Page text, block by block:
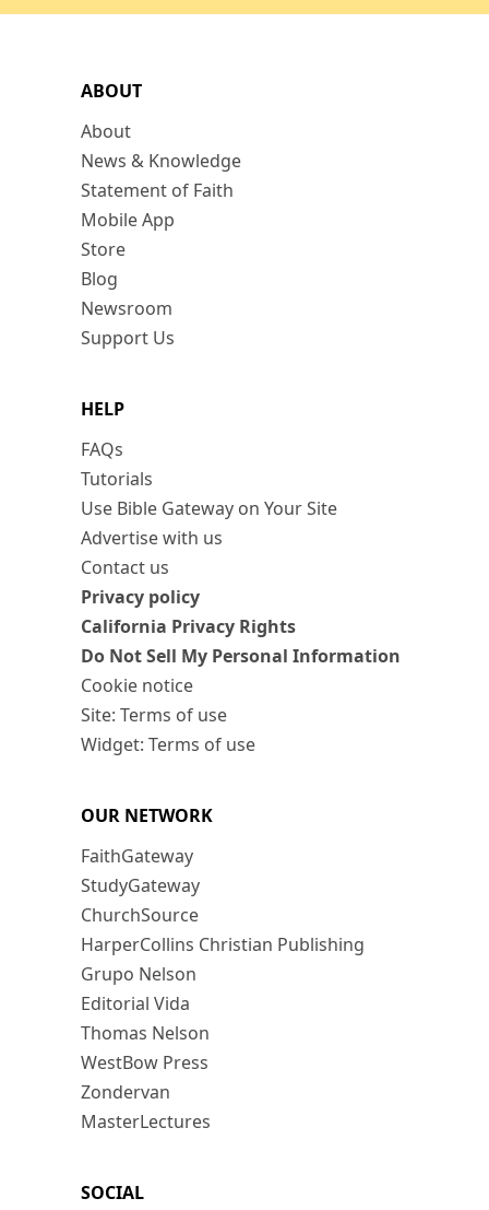
ABOUT
About
News & Knowledge
Statement of Faith
Mobile App
Store
Blog
Newsroom
Support Us
HELP
FAQs
Tutorials
Use Bible Gateway on Your Site
Advertise with us
Contact us
Privacy policy
California Privacy Rights
Do Not Sell My Personal Information
Cookie notice
Site: Terms of use
Widget: Terms of use
OUR NETWORK
FaithGateway
StudyGateway
ChurchSource
HarperCollins Christian Publishing
Grupo Nelson
Editorial Vida
Thomas Nelson
WestBow Press
Zondervan
MasterLectures
SOCIAL